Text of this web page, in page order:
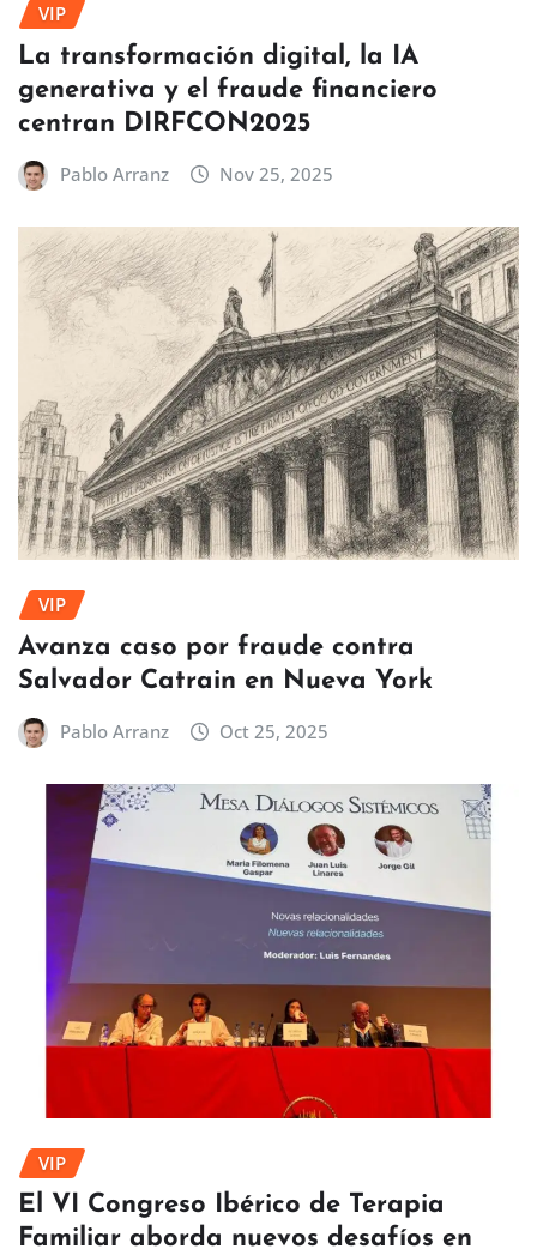
VIP
La transformación digital, la IA
generativa y el fraude financiero
centran DIRFCON2025
Pablo Arranz Nov 25, 2025
VIP
Avanza caso por fraude contra
Salvador Catrain en Nueva York
Pablo Arranz Oct 25, 2025
VIP
El VI Congreso Ibérico de Terapia
Familiar aborda nuevos desafíos en